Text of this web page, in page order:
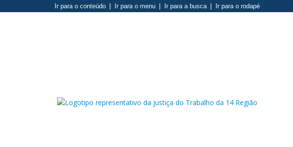
Ir para o conteúdo Ir para o menu Ir para a busca Ir para o rodapé